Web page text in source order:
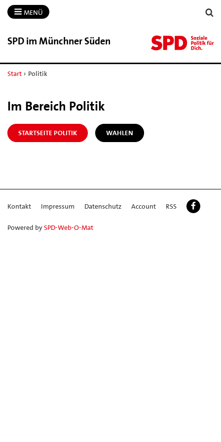
MENÜ
SPD im Münchner Süden
Start › Politik
Im Bereich Politik
STARTSEITE POLITIK WAHLEN
Kontakt Impressum Datenschutz Account RSS
Powered bySPD-Web-O-Mat